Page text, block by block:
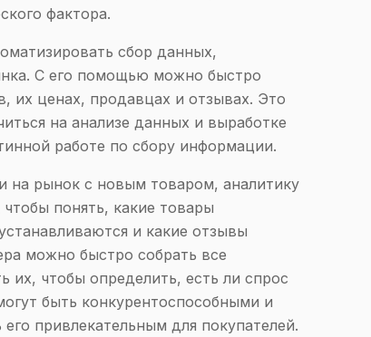
фактора.
сбор данных,
С его помощью можно быстро
их ценах, продавцах и отзывах. Это
на анализе данных и выработке
работе по сбору информации.
на рынок с новым товаром, аналитику
понять, какие товары
и какие отзывы
можно быстро собрать все
их, чтобы определить, есть ли спрос
быть конкурентоспособными и
привлекательным для покупателей.